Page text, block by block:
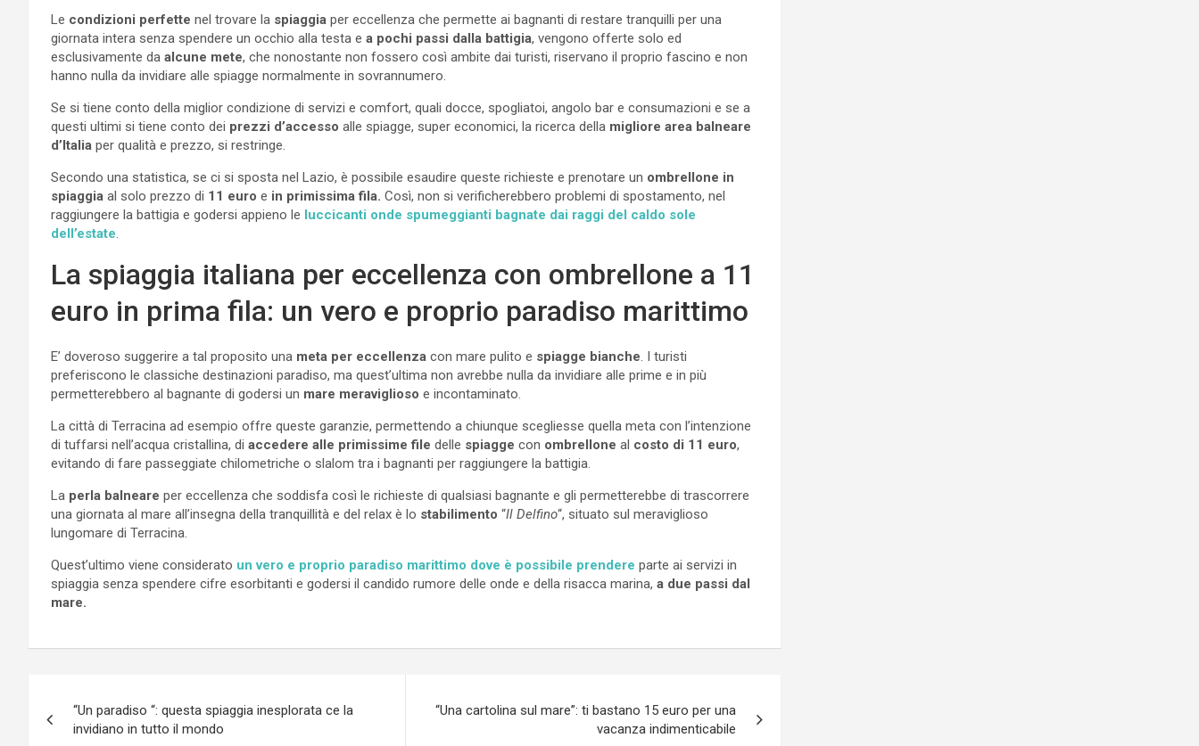
Le condizioni perfette nel trovare la spiaggia per eccellenza che permette ai bagnanti di restare tranquilli per una
giornata intera senza spendere un occhio alla testa e a pochi passi dalla battigia, vengono offerte solo ed
esclusivamente da alcune mete, che nonostante non fossero così ambite dai turisti, riservano il proprio fascino e non
hanno nulla da invidiare alle spiagge normalmente in sovrannumero.
Se si tiene conto della miglior condizione di servizi e comfort, quali docce, spogliatoi, angolo bar e consumazioni e se a
questi ultimi si tiene conto dei prezzi d’accesso alle spiagge, super economici, la ricerca della migliore area balneare
d’Italia per qualità e prezzo, si restringe.
Secondo una statistica, se ci si sposta nel Lazio, è possibile esaudire queste richieste e prenotare un ombrellone in
spiaggia al solo prezzo di 11 euro e in primissima fila. Così, non si verificherebbero problemi di spostamento, nel
raggiungere la battigia e godersi appieno le luccicanti onde spumeggianti bagnate dai raggi del caldo sole
dell’estate
La spiaggia italiana per eccellenza con ombrellone a 11
euro in prima fila: un vero e proprio paradiso marittimo
E’ doveroso suggerire a tal proposito una meta per eccellenza con mare pulito e spiagge bianche . I turisti
preferiscono le classiche destinazioni paradiso, ma quest’ultima non avrebbe nulla da invidiare alle prime e in più
permetterebbero al bagnante di godersi un mare meraviglioso e incontaminato.
La città di Terracina ad esempio offre queste garanzie, permettendo a chiunque scegliesse quella meta con l’intenzione
di tuffarsi nell’acqua cristallina, di accedere alle primissime file delle spiagge con ombrellone al costo di 11 euro,
evitando di fare passeggiate chilometriche o slalom tra i bagnanti per raggiungere la battigia.
La perla balneare per eccellenza che soddisfa così le richieste di qualsiasi bagnante e gli permetterebbe di trascorrere
una giornata al mare all’insegna della tranquillità e del relax è lo stabilimento “Il Delfino“, situato sul meraviglioso
lungomare di Terracina.
Quest’ultimo viene considerato un vero e proprio paradiso marittimo dove è possibile prendere parte ai servizi in
spiaggia senza spendere cifre esorbitanti e godersi il candido rumore delle onde e della risacca marina, a due passi dal
mare.
articoli
“Un paradiso “: questa spiaggia inesplorata ce la
invidiano in tutto il mondo
“Una cartolina sul mare”: ti bastano 15 euro per una
vacanza indimenticabile